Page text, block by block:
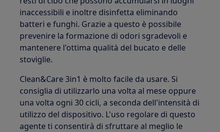
inaccessibili e inoltre disinfetta eliminando
batteri e funghi. Grazie a questo è possibile
prevenire la formazione di odori sgradevoli e
mantenere l'ottima qualità del bucato e delle
stoviglie.
Clean&Care 3in1 è molto facile da usare. Si
consiglia di utilizzarlo una volta al mese oppure
una volta ogni 30 cicli, a seconda dell'intensità di
utilizzo del dispositivo. L'uso regolare di questo
agente ti consentirà di sfruttare al meglio le